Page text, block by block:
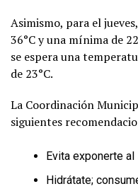
Asimismo, para el
36°C y una mínima de
se espera una
de 23°C.
La Coordinación
siguientes
Evita exponerte
Hidrátate;